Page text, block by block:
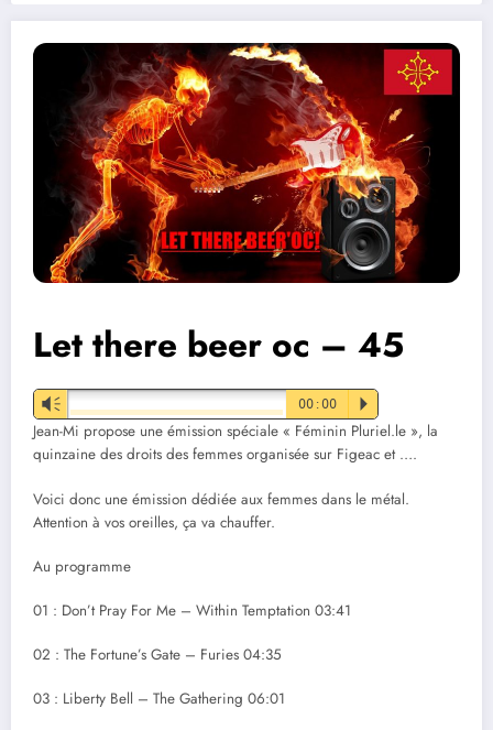
Let there beer oc – 45
Vm 00:00 P
Jean-Mi propose une émission spéciale « Féminin Pluriel.le », la
quinzaine des droits des femmes organisée sur Figeac et ….
Voici donc une émission dédiée aux femmes dans le métal.
Attention à vos oreilles, ça va chauffer.
Au programme
01 : Don’t Pray For Me – Within Temptation 03:41
02 : The Fortune’s Gate – Furies 04:35
03 : Liberty Bell – The Gathering 06:01